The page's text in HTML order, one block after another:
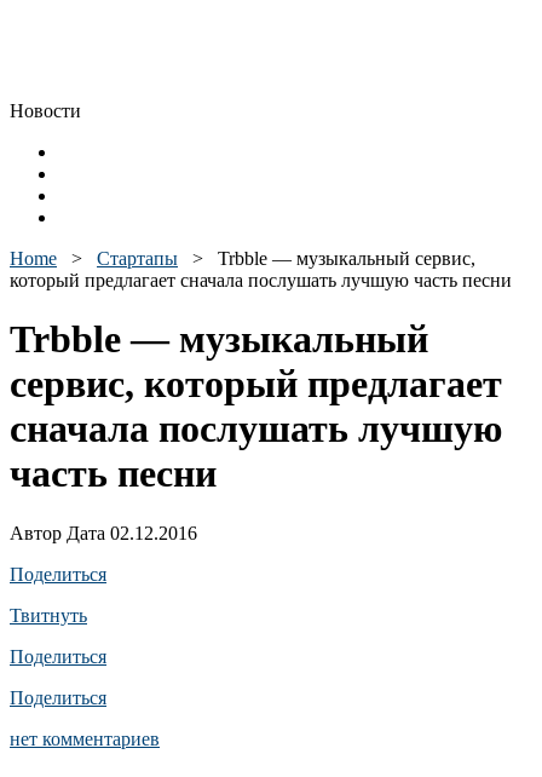
Новости
Home > Стартапы > Trbble — музыкальный сервис,
который предлагает сначала послушать лучшую часть песни
Trbble — музыкальный
сервис, который предлагает
сначала послушать лучшую
часть песни
Автор Дата 02.12.2016
Поделиться
Твитнуть
Поделиться
Поделиться
нет комментариев